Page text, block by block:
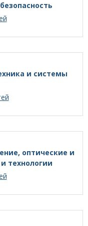
и системы
оптические и
технологии